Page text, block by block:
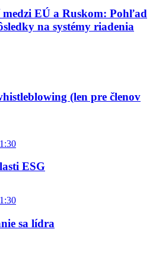
medzi EÚ a Ruskom: Pohľad
na systémy riadenia
(len pre členov
ESG
sa lídra